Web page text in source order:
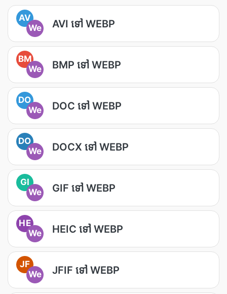
AV
We
AVI ទៅ WEBP
BM
We
BMP ទៅ WEBP
DO
We
DOC ទៅ WEBP
DO
We
DOCX ទៅ WEBP
GI
We
GIF ទៅ WEBP
HE
We
HEIC ទៅ WEBP
JF
We
JFIF ទៅ WEBP